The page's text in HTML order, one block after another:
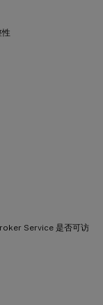
Service 是否可访